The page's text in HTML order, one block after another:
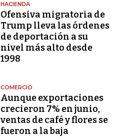
HACIENDA
Ofensiva migratoria de
Trump lleva las órdenes
de deportación a su
nivel más alto desde
1998
COMERCIO
Aunque exportaciones
crecieron 7% en junio,
ventas de café y flores se
fueron a la baja